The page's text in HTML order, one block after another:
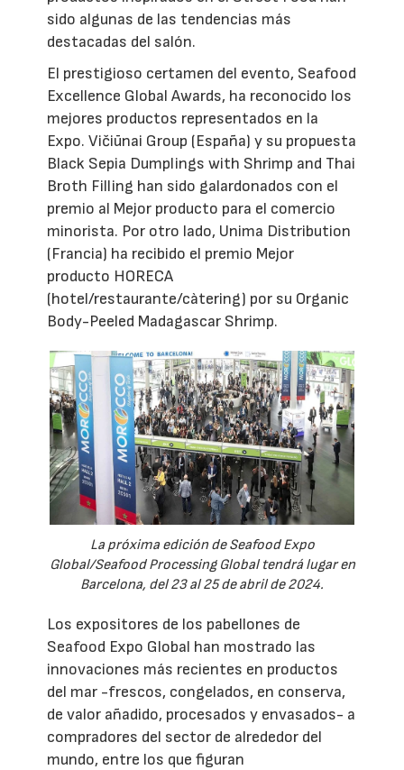
sido algunas de las tendencias más
destacadas del salón.
El prestigioso certamen del evento, Seafood
Excellence Global Awards, ha reconocido los
mejores productos representados en la
Expo. Vičiūnai Group (España) y su propuesta
Black Sepia Dumplings with Shrimp and Thai
Broth Filling han sido galardonados con el
premio al Mejor producto para el comercio
minorista. Por otro lado, Unima Distribution
(Francia) ha recibido el premio Mejor
producto HORECA
(hotel/restaurante/càtering) por su Organic
Body-Peeled Madagascar Shrimp.
La próxima edición de Seafood Expo
Global/Seafood Processing Global tendrá lugar en
Barcelona, del 23 al 25 de abril de 2024.
Los expositores de los pabellones de
Seafood Expo Global han mostrado las
innovaciones más recientes en productos
del mar -frescos, congelados, en conserva,
de valor añadido, procesados y envasados- a
compradores del sector de alrededor del
mundo, entre los que figuran